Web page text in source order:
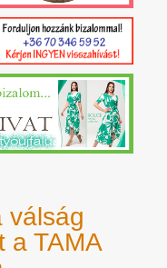
válság
a TAMA